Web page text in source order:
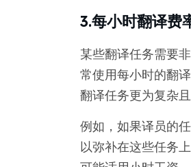
3.每小时翻译费
某些翻译任务需要
常使用每小时的翻
翻译任务更为复杂
例如，如果译员的
以弥补在这些任务